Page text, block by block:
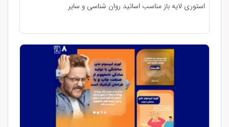
استوری لایه باز مناسب اساتید روان شناسی و سایر